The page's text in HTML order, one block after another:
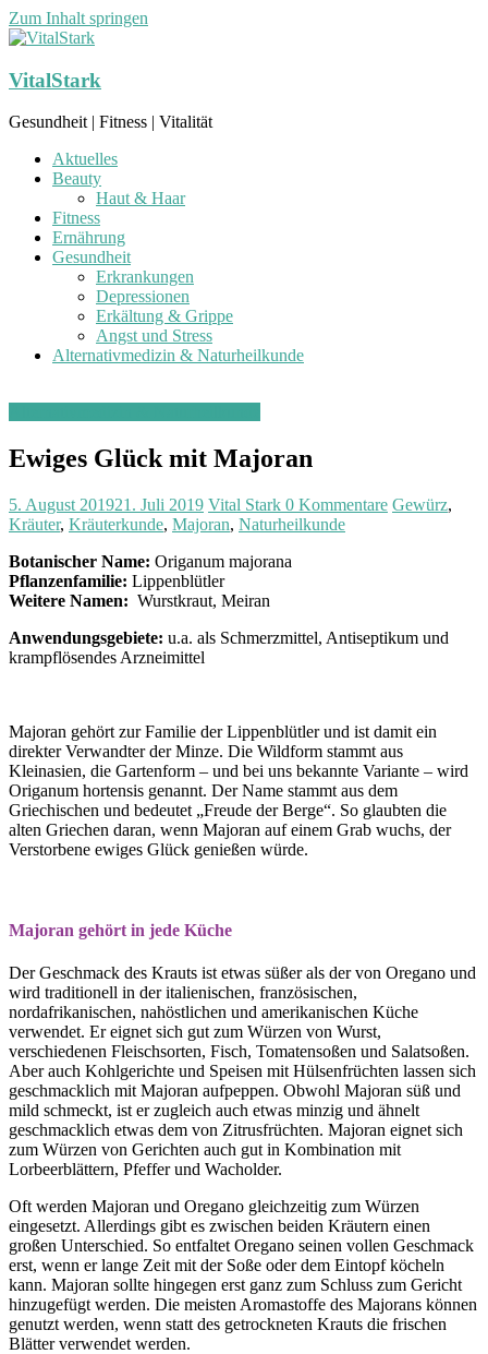
Zum Inhalt springen
VitalStark
Gesundheit | Fitness | Vitalität
Aktuelles
Beauty
Haut & Haar
Fitness
Ernährung
Gesundheit
Erkrankungen
Depressionen
Erkältung & Grippe
Angst und Stress
Alternativmedizin & Naturheilkunde
Ewiges Glück mit Majoran
5. August 201921. Juli 2019 Vital Stark 0 Kommentare Gewürz,
Kräuter, Kräuterkunde, Majoran, Naturheilkunde
Botanischer Name: Origanum majorana
Pflanzenfamilie: Lippenblütler
Weitere Namen: Wurstkraut, Meiran
Anwendungsgebiete: u.a. als Schmerzmittel, Antiseptikum und
krampflösendes Arzneimittel
Majoran gehört zur Familie der Lippenblütler und ist damit ein
direkter Verwandter der Minze. Die Wildform stammt aus
Kleinasien, die Gartenform – und bei uns bekannte Variante – wird
Origanum hortensis genannt. Der Name stammt aus dem
Griechischen und bedeutet „Freude der Berge“. So glaubten die
alten Griechen daran, wenn Majoran auf einem Grab wuchs, der
Verstorbene ewiges Glück genießen würde.
Majoran gehört in jede Küche
Der Geschmack des Krauts ist etwas süßer als der von Oregano und
wird traditionell in der italienischen, französischen,
nordafrikanischen, nahöstlichen und amerikanischen Küche
verwendet. Er eignet sich gut zum Würzen von Wurst,
verschiedenen Fleischsorten, Fisch, Tomatensoßen und Salatsoßen.
Aber auch Kohlgerichte und Speisen mit Hülsenfrüchten lassen sich
geschmacklich mit Majoran aufpeppen. Obwohl Majoran süß und
mild schmeckt, ist er zugleich auch etwas minzig und ähnelt
geschmacklich etwas dem von Zitrusfrüchten. Majoran eignet sich
zum Würzen von Gerichten auch gut in Kombination mit
Lorbeerblättern, Pfeffer und Wacholder.
Oft werden Majoran und Oregano gleichzeitig zum Würzen
eingesetzt. Allerdings gibt es zwischen beiden Kräutern einen
großen Unterschied. So entfaltet Oregano seinen vollen Geschmack
erst, wenn er lange Zeit mit der Soße oder dem Eintopf köcheln
kann. Majoran sollte hingegen erst ganz zum Schluss zum Gericht
hinzugefügt werden. Die meisten Aromastoffe des Majorans können
genutzt werden, wenn statt des getrockneten Krauts die frischen
Blätter verwendet werden.